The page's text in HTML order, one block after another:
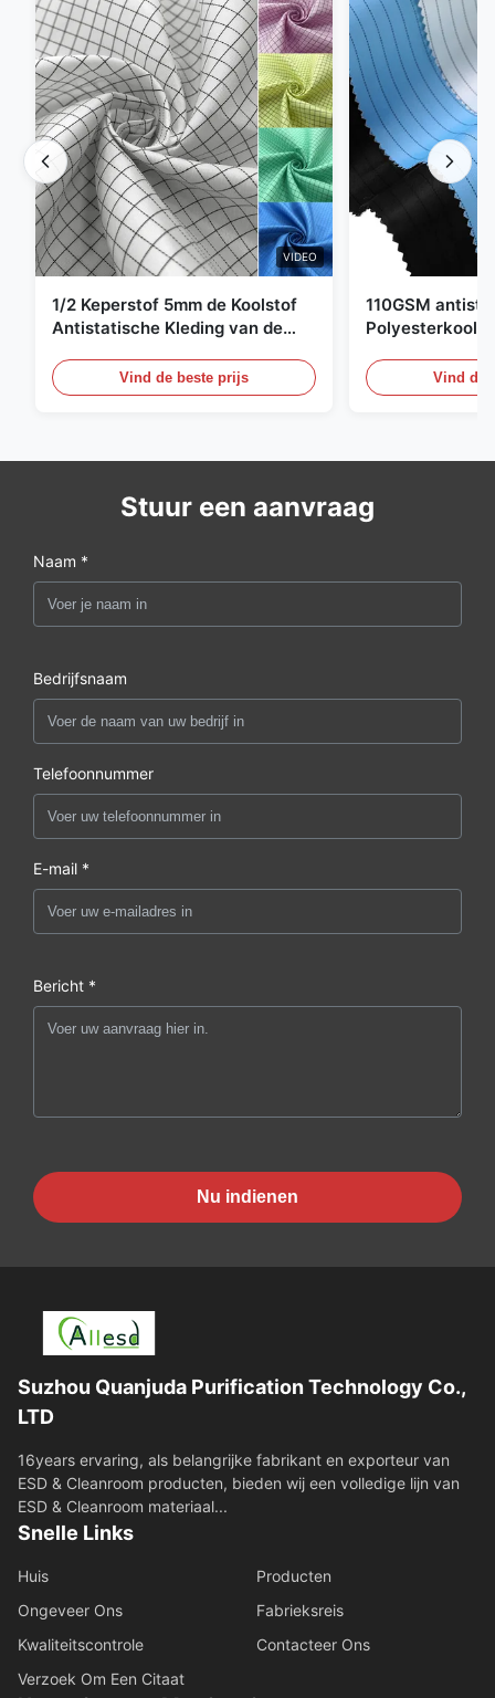
VIDEO
1/2 Keperstof 5mm de Koolstof
Antistatische Kleding van de
Vind de beste prijs
110GSM
Vind de
Stuur een aanvraag
Naam *
Bedrijfsnaam
Telefoonnummer
E-mail *
Bericht *
Nu indienen
Suzhou Quanjuda Purification Technology Co.,
LTD
16years ervaring, als belangrijke fabrikant en exporteur van
ESD & Cleanroom producten, bieden wij een volledige lijn van
ESD & Cleanroom materiaal...
Snelle Links
Huis
Producten
Ongeveer Ons
Fabrieksreis
Kwaliteitscontrole
Contacteer Ons
Verzoek Om Een Citaat